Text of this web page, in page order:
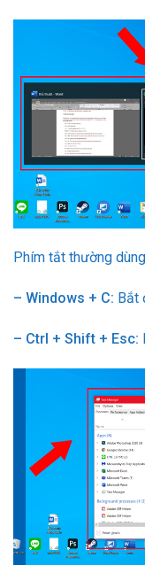
Phím tắt thường dùng
– Windows + C: Bắt
– Ctrl + Shift + Esc: